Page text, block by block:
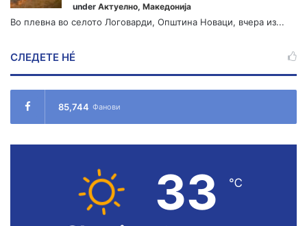
under Актуелно, Македонија
Во плевна во селото Логоварди, Општина Новаци, вчера из...
СЛЕДЕТЕ НÉ
85,744 Фанови
33 ℃